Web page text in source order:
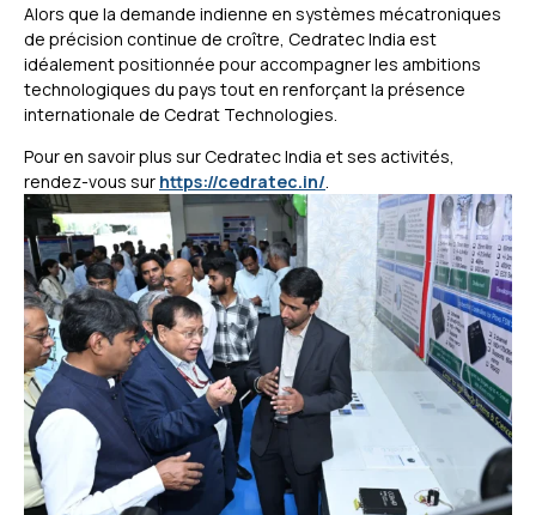
Alors que la demande indienne en systèmes mécatroniques
de précision continue de croître, Cedratec India est
idéalement positionnée pour accompagner les ambitions
technologiques du pays tout en renforçant la présence
internationale de Cedrat Technologies.
Pour en savoir plus sur Cedratec India et ses activités,
rendez-vous sur https://cedratec.in/.